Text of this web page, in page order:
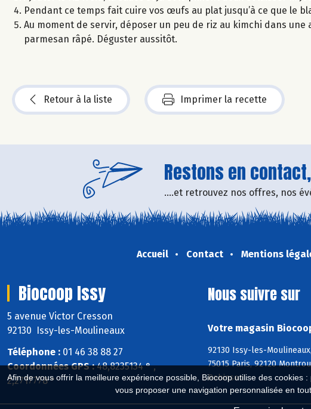
Afin de vous offrir la meilleure expérience possible, Biocoop utilise des
vous proposer une navigation personnalisée en
Pendant ce temps fait cuire vos œufs au plat jusqu’à ce que le
Au moment de servir, déposer un peu de riz au kimchi dans
parmesan râpé. Déguster aussitôt.
Retour à la liste Imprimer la recette
Restons en
....et retrouvez nos offres, nos
Accueil Contact Mentions
Biocoop Issy
5 avenue Victor Cresson
92130 Issy-les-Moulineaux
Téléphone : 01 46 38 88 27
Coordonnées GPS :48,8235134 ° ,
2,2717778 °
Nous suivre sur
Votre magasin
92130 Issy-les-
75015 Paris, 92120
Robinson